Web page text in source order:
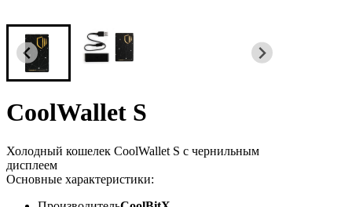
CoolWallet S
Холодный кошелек CoolWallet S с чернильным
дисплеем
Основные характеристики: